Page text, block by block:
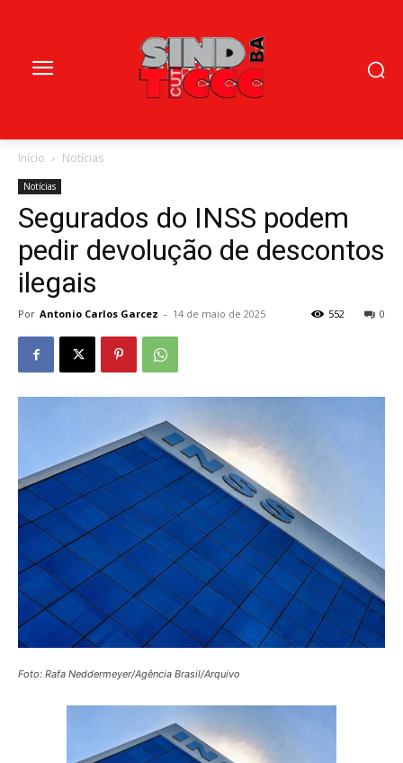
Início Notícias
Notícias
Segurados do INSS podem
pedir devolução de descontos
ilegais
Por Antonio Carlos Garcez - 14 de maio de 2025 0
552
Foto: Rafa Neddermeyer/Agência Brasil/Arquivo